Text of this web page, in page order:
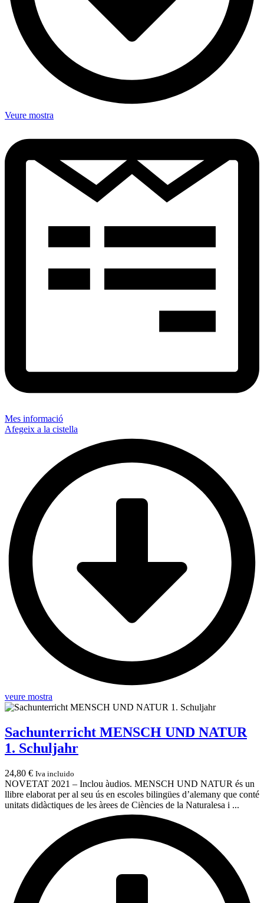
Veure mostra
Mes informació
Afegeix a la cistella
veure mostra
Sachunterricht MENSCH UND NATUR
1. Schuljahr
24,80 € Iva incluido
NOVETAT 2021 – Inclou àudios. MENSCH UND NATUR és un
llibre elaborat per al seu ús en escoles bilingües d’alemany que conté
unitats didàctiques de les àrees de Ciències de la Naturalesa i ...